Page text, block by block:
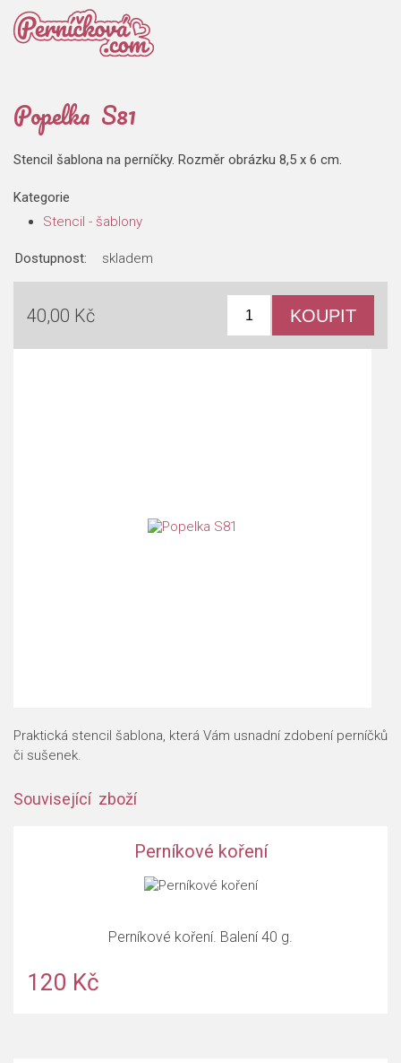
Popelka S81
Stencil šablona na perníčky. Rozměr obrázku 8,5 x 6 cm.
Kategorie
Stencil - šablony
Dostupnost: skladem
40,00 Kč
Praktická stencil šablona, která Vám usnadní zdobení perníčků
či sušenek.
Související zboží
Perníkové koření
Perníkové koření. Balení 40 g.
120 Kč